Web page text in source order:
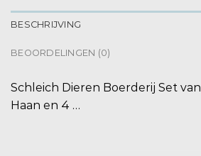
BESCHRIJVING
BEOORDELINGEN (0)
Schleich Dieren Boerderij Set
Haan en 4 …